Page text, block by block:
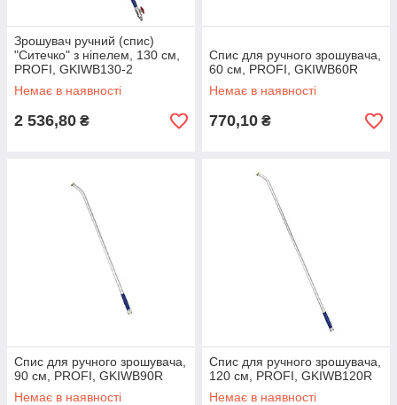
Зрошувач ручний (спис)
"Ситечко" з ніпелем, 130 см,
PROFI, GKIWB130-2
Немає в наявності
2 536,80 ₴
Спис для ручного зрошувача,
60 см, PROFI, GKIWB60R
Немає в наявності
770,10 ₴
Спис для ручного зрошувача,
90 см, PROFI, GKIWB90R
Немає в наявності
Спис для ручного зрошувача,
120 см, PROFI, GKIWB120R
Немає в наявності